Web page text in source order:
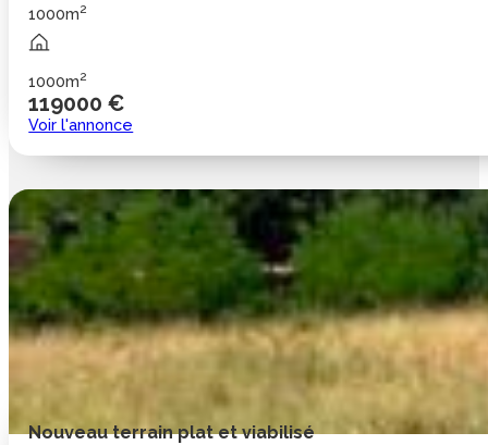
1000m2
1000m2
119000 €
Voir l'annonce
Nouveau terrain plat et viabilisé